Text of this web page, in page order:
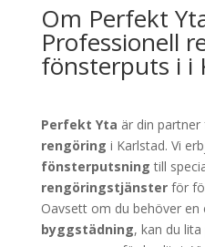
Om Perfekt
Professionell
fönsterputs i i
Perfekt Yta är din
rengöring i Karlstad. Vi
fönsterputsning till
rengöringstjänsterför
Oavsett om du behöver en
byggstädning, kan du